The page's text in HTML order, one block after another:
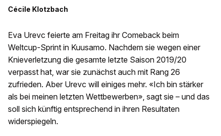
Cécile Klotzbach
Eva Urevc feierte am Freitag ihr Comeback beim
Weltcup-Sprint in Kuusamo. Nachdem sie wegen einer
Knieverletzung die gesamte letzte Saison 2019/20
verpasst hat, war sie zunächst auch mit Rang 26
zufrieden. Aber Urevc will einiges mehr. «Ich bin stärker
als bei meinen letzten Wettbewerben», sagt sie – und das
soll sich künftig entsprechend in ihren Resultaten
widerspiegeln.